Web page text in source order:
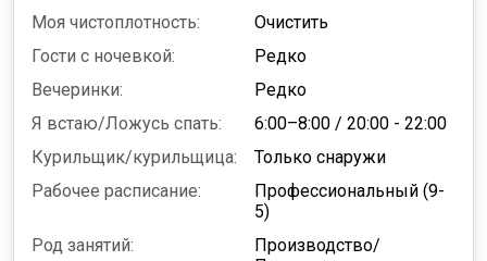
Моя чистоплотность:
Очистить
Гости с ночевкой:
Редко
Вечеринки:
Редко
Я встаю/Ложусь спать:
6:00–8:00 / 20:00 - 22:00
Курильщик/курильщица:
Только снаружи
Рабочее расписание:
Профессиональный (9-
5)
Род занятий:
Производство/